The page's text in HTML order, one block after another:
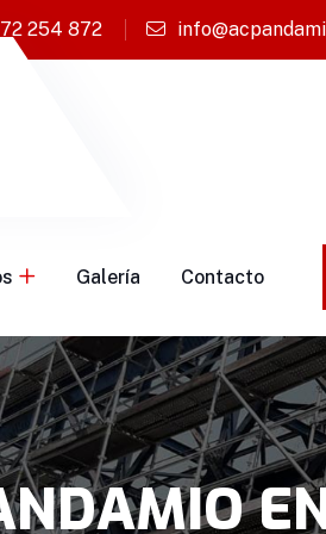
254 872
Galería Contacto